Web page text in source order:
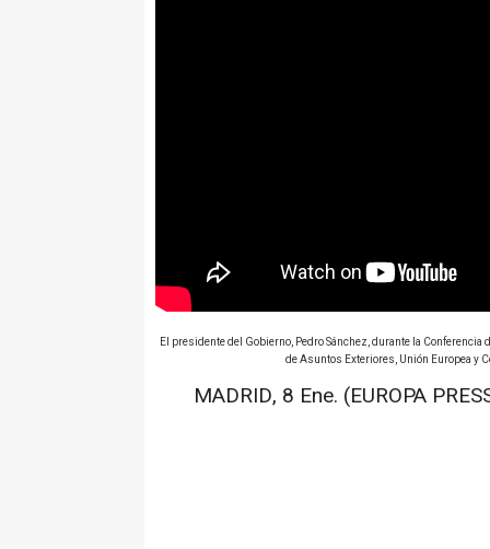
El presidente del Gobierno, Pedro Sánchez, durante la
de Asuntos Exteriores, Unión Europea y
MADRID, 8 Ene. (EUROPA